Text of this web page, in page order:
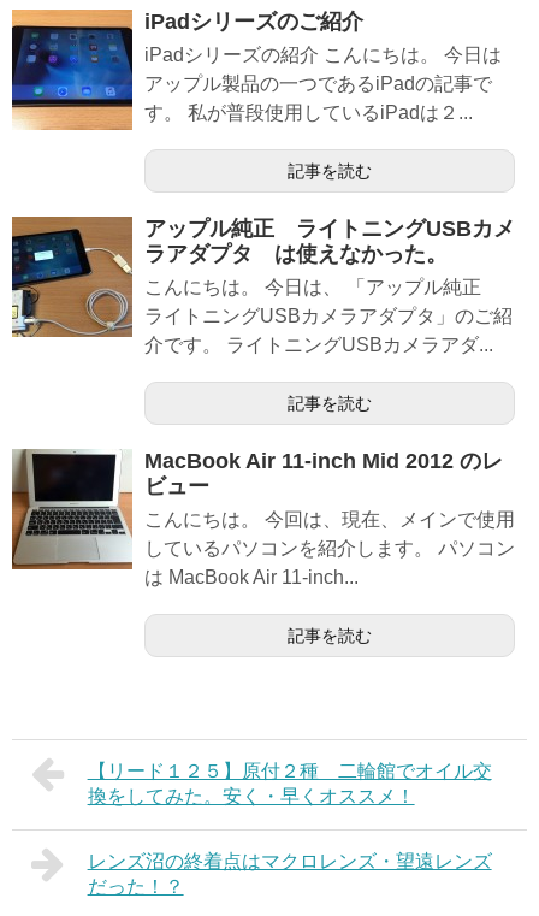
iPadシリーズのご紹介
iPadシリーズの紹介 こんにちは。 今日は
アップル製品の一つであるiPadの記事で
す。 私が普段使用しているiPadは２...
記事を読む
アップル純正 ライトニングUSBカメ
ラアダプタ は使えなかった。
こんにちは。 今日は、 「アップル純正
ライトニングUSBカメラアダプタ」のご紹
介です。 ライトニングUSBカメラアダ...
記事を読む
MacBook Air 11-inch Mid 2012 のレ
ビュー
こんにちは。 今回は、現在、メインで使用
しているパソコンを紹介します。 パソコン
は MacBook Air 11-inch...
記事を読む
【リード１２５】原付２種 二輪館でオイル交
換をしてみた。安く・早くオススメ！
レンズ沼の終着点はマクロレンズ・望遠レンズ
だった！？